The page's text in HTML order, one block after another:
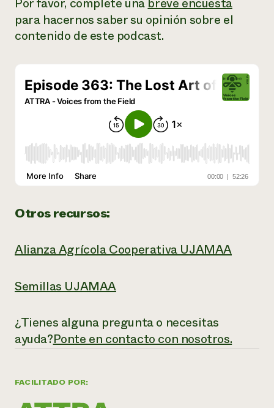
FACILITADO POR:
para hacernos saber su opinión sobre el
contenido de este podcast.
Otros recursos:
Alianza Agrícola Cooperativa UJAMAA
Semillas UJAMAA
¿Tienes alguna pregunta o necesitas
ayuda?Ponte en contacto con nosotros.